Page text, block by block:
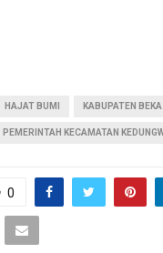
HAJAT BUMI KABUPATEN
PEMERINTAH KECAMATAN
0